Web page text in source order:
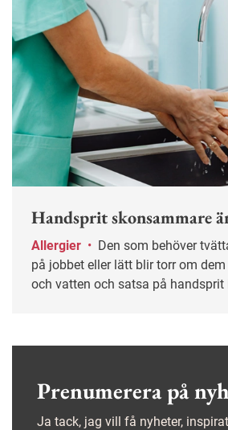
Handsprit skonsammare
Allergier •
på jobbet eller lätt blir torr om
och vatten och satsa på handsprit
Prenumerera på
Ja tack, jag vill få nyheter,